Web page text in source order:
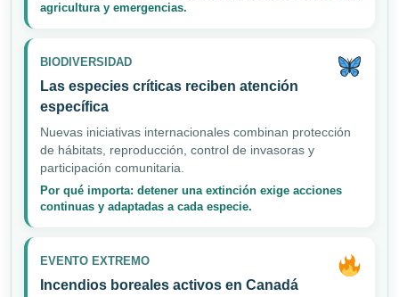
agricultura y emergencias.
BIODIVERSIDAD
Las especies críticas reciben atención
específica
Nuevas iniciativas internacionales combinan protección
de hábitats, reproducción, control de invasoras y
participación comunitaria.
Por qué importa: detener una extinción exige acciones
continuas y adaptadas a cada especie.
EVENTO EXTREMO
Incendios boreales activos en Canadá